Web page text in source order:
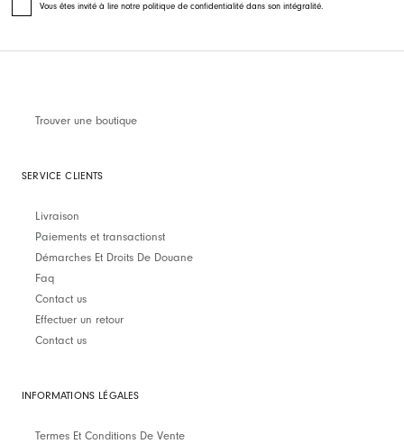
Vous êtes invité à lire notre politique de confidentialité dans son intégralité.
Trouver une boutique
SERVICE CLIENTS
Livraison
Paiements et transactionst
Démarches Et Droits De Douane
Faq
Contact us
Effectuer un retour
Contact us
INFORMATIONS LÉGALES
Termes Et Conditions De Vente